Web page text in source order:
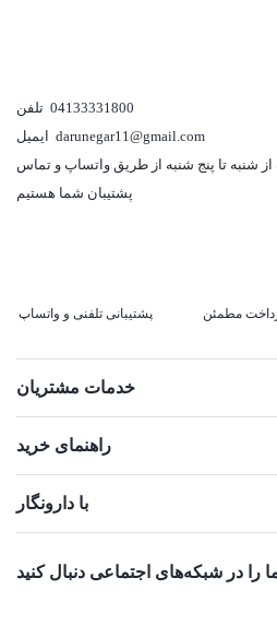
04133331800
darunegar11@gmail.com
9 صبح الی 9 شب از شنبه تا پنج شنبه از طریق واتساپ و تماس
پشتیبان شما هستیم
پشتیبانی تلفنی و واتساپ مطمئن
خدمات مشتریان
راهنمای خرید
با دارونگار
را در شبکه‌های اجتماعی دنبال کنید